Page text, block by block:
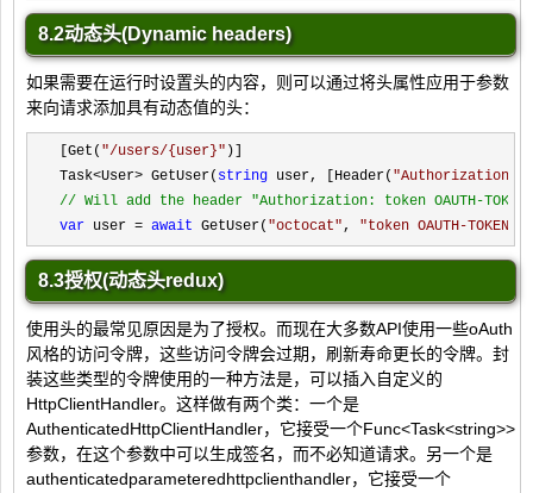
8.2动态头(Dynamic headers)
如果需要在运行时设置头的内容，则可以通过将头属性应用于参数
来向请求添加具有动态值的头：
[Get( "/users/{user}" )]
Task<User> GetUser( string user, [Header( "Authorization
// Will add the header "Authorization: token OAUTH-
var user = await GetUser( "octocat", "token OAUTH-TOKEN
8.3授权(动态头redux)
使用头的最常见原因是为了授权。而现在大多数API使用一些oAuth
风格的访问令牌，这些访问令牌会过期，刷新寿命更长的令牌。封
装这些类型的令牌使用的一种方法是，可以插入自定义的
HttpClientHandler。这样做有两个类：一个是
AuthenticatedHttpClientHandler，它接受一个Func<Task<string>>
参数，在这个参数中可以生成签名，而不必知道请求。另一个是
authenticatedparameteredhttpclienthandler，它接受一个